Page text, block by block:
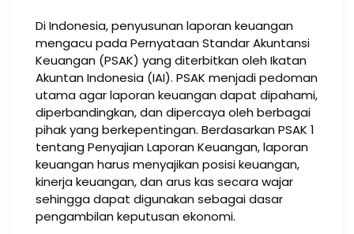
Di Indonesia, penyusunan laporan keuangan
mengacu pada Pernyataan Standar Akuntansi
Keuangan (PSAK) yang diterbitkan oleh Ikatan
Akuntan Indonesia (IAI). PSAK menjadi pedoman
utama agar laporan keuangan dapat dipahami,
diperbandingkan, dan dipercaya oleh berbagai
pihak yang berkepentingan. Berdasarkan PSAK 1
tentang Penyajian Laporan Keuangan, laporan
keuangan harus menyajikan posisi keuangan,
kinerja keuangan, dan arus kas secara wajar
sehingga dapat digunakan sebagai dasar
pengambilan keputusan ekonomi.